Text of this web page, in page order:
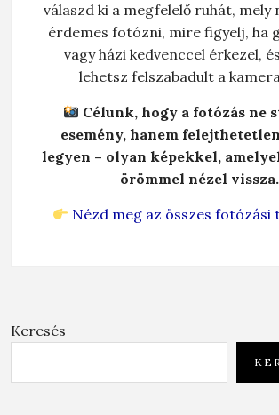
válaszd ki a megfelelő ruhát, mely
érdemes fotózni, mire figyelj, ha
vagy házi kedvenccel érkezel,
lehetsz felszabadult a
Célunk, hogy a fotózás ne
esemény, hanem
legyen – olyan képekkel,
örömmel nézel vissza.
Nézd meg az összes
Keresés